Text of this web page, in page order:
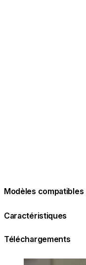
Modèles compatibles
Caractéristiques
Téléchargements